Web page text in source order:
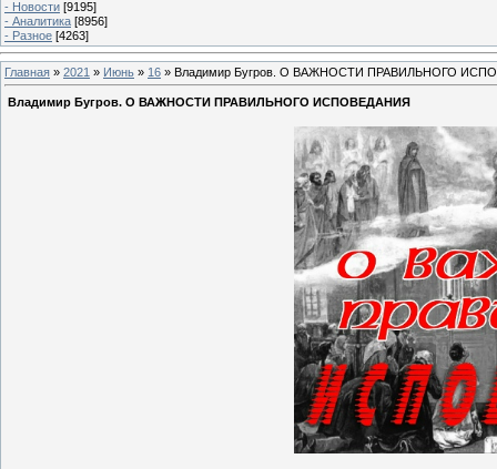
- Новости [9195]
- Аналитика [8956]
- Разное [4263]
Главная » 2021 » Июнь » 16 » Владимир Бугров. О ВАЖНОСТИ ПРАВИЛЬНОГО
Владимир Бугров. О ВАЖНОСТИ ПРАВИЛЬНОГО ИСПОВЕДАНИЯ